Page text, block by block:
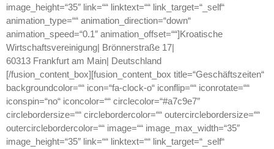
image_height=“35″ link=““ linktext=““ link_target=“_self“
animation_type=““ animation_direction=“down“
animation_speed=“0.1″ animation_offset=““]Kroatische
Wirtschaftsvereinigung| Brönnerstraße 17|
60313 Frankfurt am Main| Deutschland
[/fusion_content_box][fusion_content_box title=“Geschäftszeiten“
backgroundcolor=““ icon=“fa-clock-o“ iconflip=““ iconrotate=““
iconspin=“no“ iconcolor=““ circlecolor=“#a7c9e7″
circlebordersize=““ circlebordercolor=““ outercirclebordersize=““
outercirclebordercolor=““ image=““ image_max_width=“35″
image_height=“35″ link=““ linktext=““ link_target=“_self“